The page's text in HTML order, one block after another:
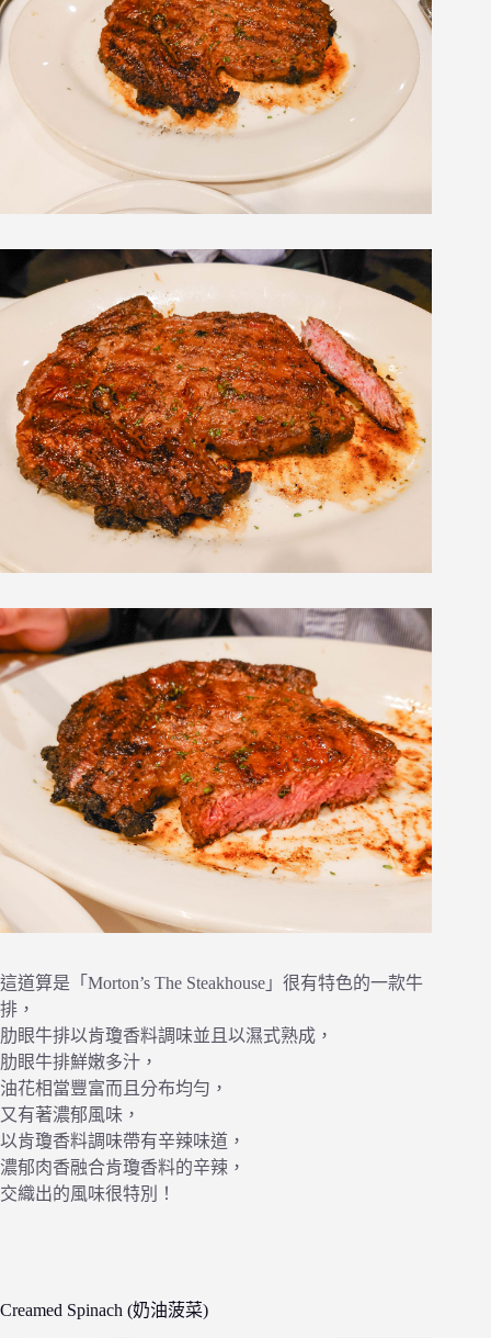
這道算是「Morton’s The Steakhouse」很有特色的一款牛
排，
肋眼牛排以肯瓊香料調味並且以濕式熟成，
肋眼牛排鮮嫩多汁，
油花相當豐富而且分布均勻，
又有著濃郁風味，
以肯瓊香料調味帶有辛辣味道，
濃郁肉香融合肯瓊香料的辛辣，
交織出的風味很特別！
Creamed Spinach (奶油菠菜)